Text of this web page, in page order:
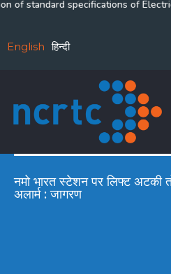
standard specifications of
English हिन्दी
नमो भारत स्टेशन पर लिफ्ट
अलार्म : जागरण